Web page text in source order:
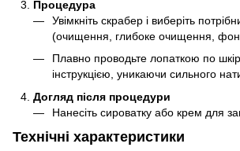
Процедура
Увімкніть скрабер і виберіть
(очищення, глибоке очищення,
Плавно проводьте лопаткою по
інструкцією, уникаючи сильного
Догляд після процедури
Нанесіть сироватку або крем для
Технічні характеристики